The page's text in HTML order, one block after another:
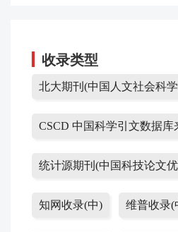
收录类型
北大期刊(中国人文社会科
CSCD 中国科学引文数据
统计源期刊(中国科技论文
知网收录(中) 维普收录(